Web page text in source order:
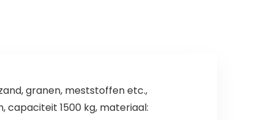
granen, meststoffen etc.,
capaciteit 1500 kg, materiaal: